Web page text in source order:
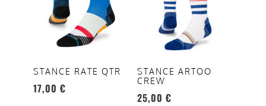
STANCE RATE QTR
17,00 €
varianti.
opzioni
possono
essere
STANCE ARTOO
CREW
25,00 €
varianti.
opzioni
possono
essere